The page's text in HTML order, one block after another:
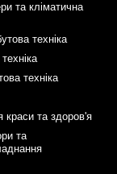
та кліматична
техніка
техніка
краси та здоров'я
та